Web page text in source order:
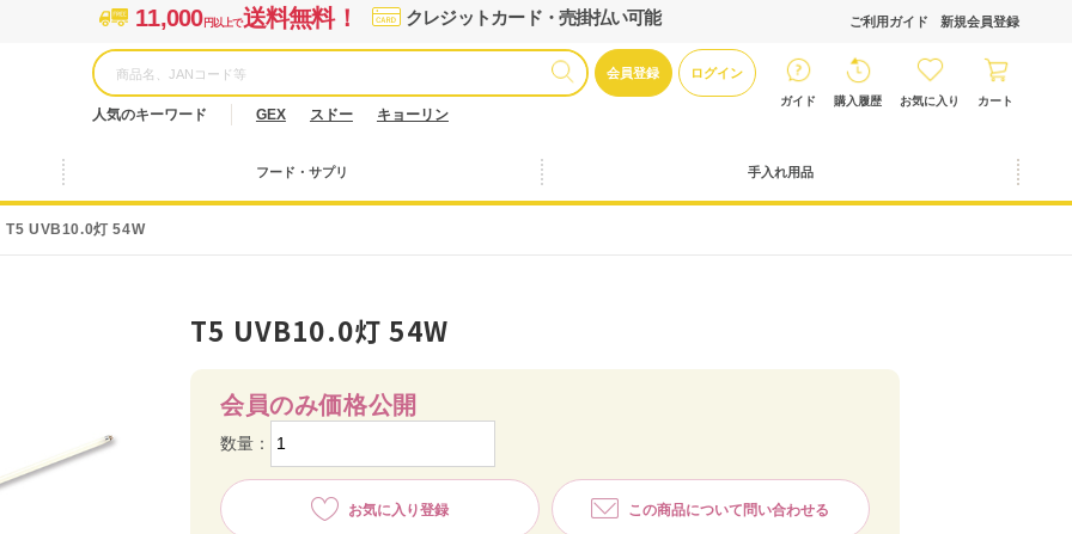
11,000円以上で送料無料！ クレジットカード・売掛払い可能
会員登録 ログイン
人気のキーワード GEX スドー キョーリン
ご利用ガイド 新規会員登録
ガイド 購入履歴 お気に入り カート
フード・サプリ 手入れ用品
T5 UVB10.0灯 54W
T5 UVB10.0灯 54W
会員のみ価格公開
数量：
お気に入り登録 この商品について問い合わせる